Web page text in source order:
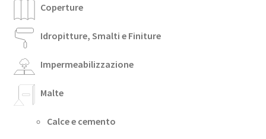
Coperture
Idropitture, Smalti e Finiture
Impermeabilizzazione
Malte
Calce e cemento